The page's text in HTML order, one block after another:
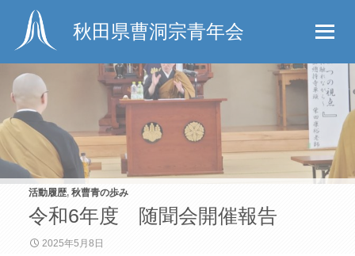
秋田県曹洞宗青年会
活動履歴, 秋曹青の歩み
令和6年度 随聞会開催報告
2025年5月8日